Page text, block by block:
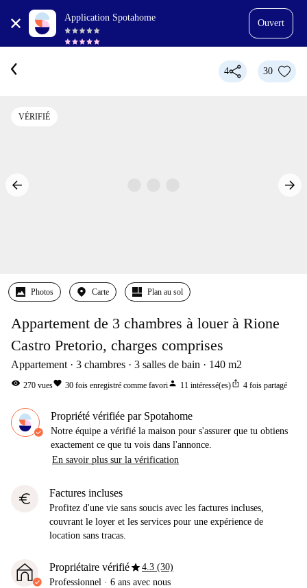
Application Spotahome
Ouvert
4 30
VÉRIFIÉ
Photos Carte Plan au sol
Appartement de 3 chambres à louer à Rione
Castro Pretorio, charges comprises
Appartement 3 chambres 3 salles de bain 140 m2
visibility 270 vuesfavorite 30 fois enregistré comme favoriperson 11 intéressé(es)ios_share 4 fois partagé
Propriété vérifiée par Spotahome
Notre équipe a vérifié la maison pour s'assurer que tu obtiens
exactement ce que tu vois dans l'annonce.
En savoir plus sur la vérification
euro Factures incluses
Profitez d'une vie sans soucis avec les factures incluses,
couvrant le loyer et les services pour une expérience de
location sans tracas.
Propriétaire vérifiéstar4.3 (30)
Professionnel · 6 ans avec nous